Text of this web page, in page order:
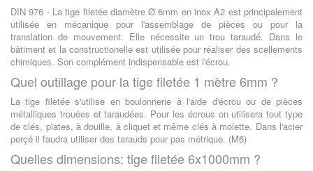
DIN 976 - La tige filetée diamètre Ø 6mm en inox A2 est principalement
utilisée en mécanique pour l'assemblage de pièces ou pour la
translation de mouvement. Elle nécessite un trou taraudé. Dans le
bâtiment et la constructionelle est utilisée pour réaliser des scellements
chimiques. Son complément indispensable est l'écrou.
Quel outillage pour la tige filetée 1 mètre 6mm ?
La tige filetée s'utilise en boulonnerie à l'aide d'écrou ou de pièces
métalliques trouées et taraudées. Pour les écrous on utilisera tout type
de clés, plates, à douille, à cliquet et même clés à molette. Dans l'acier
perçé il faudra utiliser des tarauds pour pas métrique. (M6)
Quelles dimensions: tige filetée 6x1000mm ?